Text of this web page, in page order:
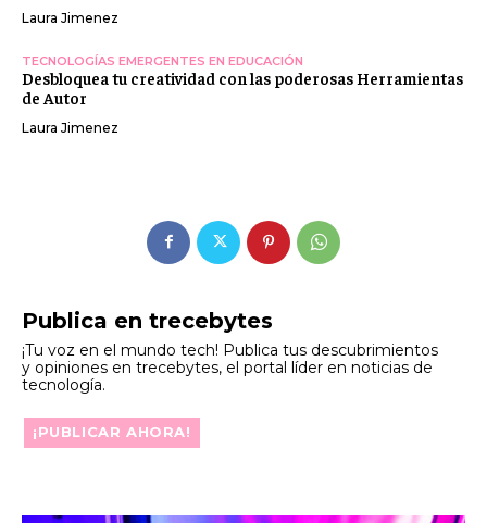
Publica en trecebytes
¡Tu voz en el mundo tech! Publica tus descubrimientos
y opiniones en trecebytes, el portal líder en noticias de
tecnología.
¡PUBLICAR AHORA!
Laura Jimenez
TECNOLOGÍAS EMERGENTES EN EDUCACIÓN
Desbloquea tu creatividad con las poderosas Herramientas
de Autor
Laura Jimenez